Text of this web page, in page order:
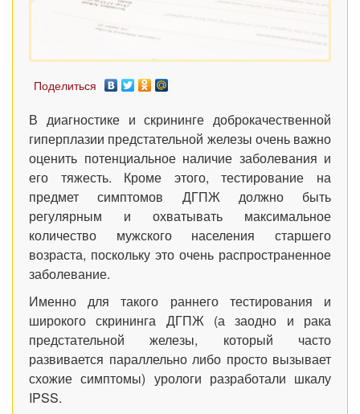
Поделиться
В диагностике и скрининге доброкачественной
гиперплазии предстательной железы очень важно
оценить потенциальное наличие заболевания и
его тяжесть. Кроме этого, тестирование на
предмет симптомов ДГПЖ должно быть
регулярным и охватывать максимальное
количество мужского населения старшего
возраста, поскольку это очень распространенное
заболевание.
Именно для такого раннего тестирования и
широкого скрининга ДГПЖ (а заодно и рака
предстательной железы, который часто
развивается параллельно либо просто вызывает
схожие симптомы) урологи разработали шкалу
IPSS.